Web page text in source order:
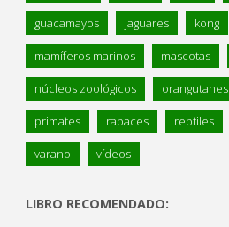
guacamayos jaguares kong
mamíferos marinos mascotas
núcleos zoológicos orangutanes
primates rapaces reptiles
varano vídeos
LIBRO RECOMENDADO: